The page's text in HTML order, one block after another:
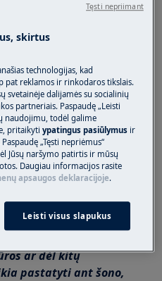
išjungimo
vidinius
kištuką iš lizdo, kad
komponentai gali
tinkamą apsaugą ir
šono, visada išleiskite
ar dėl kitų
pastatyti ant šono,
skirtus
technologijas, kad
pat reklamos ir rinkodaros tikslais.
svetainėje dalijamės su socialinių
partneriais. Paspaudę „Leisti
naudojimu, todėl galime
pritaikytiypatingus pasiūlymus ir
„Tęsti nepriėmus“
Jūsų naršymo patirtis ir mūsų
Daugiau informacijos rasite
apsaugos deklaracijoje.
Leisti visus slapukus
Tęsti nepriimant